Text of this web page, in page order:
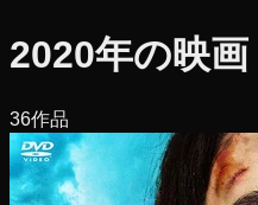
2020年の映画
36作品